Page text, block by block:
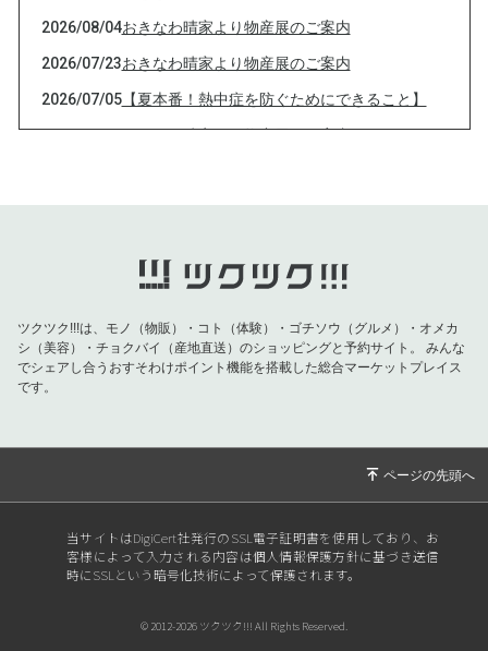
2026/08/04おきなわ晴家より物産展のご案内
2026/07/23おきなわ晴家より物産展のご案内
2026/07/05【夏本番！熱中症を防ぐためにできること】
2026/07/01おきなわ晴家より物産展のご案内
2026/07/01おきなわ晴家より物産展のご案内
おきなわ晴家よりイベントのご案内
り物！対象商品が10％OFF！
2026/06/04 【重要】おきなわ晴家より黒糖バラエティ 終売
2026/04/29おきなわ晴家より物産展のご案内
2026/04/29おきなわ晴家より物産展のご案内
2026/04/24おきなわ晴家より物産展のご案内
料！4月分ラストチャンス〜5月分注文受付開始
ツクツク!!!は、モノ（物販）・コト（体験）・ゴチソウ（グルメ）・オメカ
シ（美容）・チョクバイ（産地直送）のショッピングと予約サイト。
みんな
でシェアし合うおすそわけポイント機能を搭載した総合マーケットプレイス
です。
当サイトはDigiCert社発行のSSL電子証明書を使用しており、お
客様によって入力される内容は個人情報保護方針に基づき送信
時にSSLという暗号化技術によって保護されます。
© 2012-2026 ツクツク!!! All Rights Reserved.